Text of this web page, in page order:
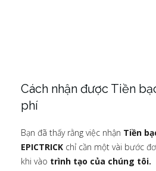
Cách nhận được Tiền
phí
Bạn đã thấy rằng việc nhận Tiền
EPICTRICK chỉ cần một vài bước
khi vào trình tạo của chúng tôi.